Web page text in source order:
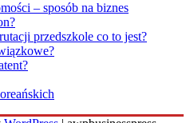
– sposób na biznes
przedszkole co to jest?